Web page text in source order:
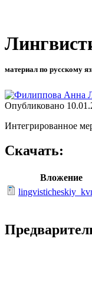
материал по русскому
Опубликовано
Интегрированное
Скачать:
Вложение